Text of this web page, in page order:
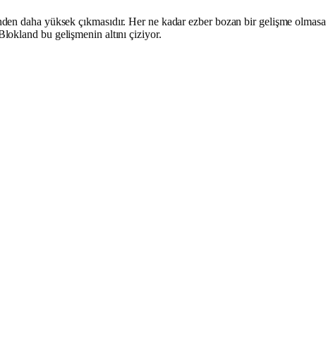
daha yüksek çıkmasıdır. Her ne kadar ezber bozan bir gelişme olmasa
bu gelişmenin altını çiziyor.